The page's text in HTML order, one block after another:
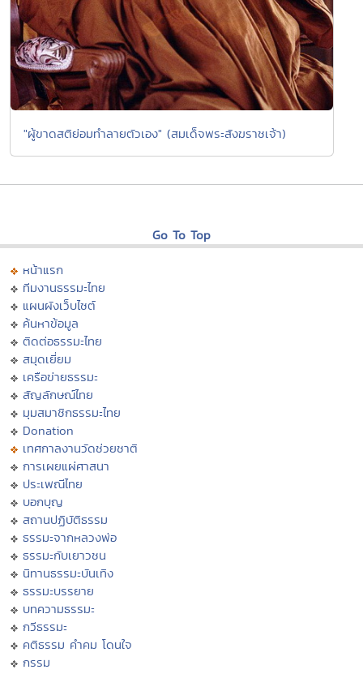
"ผู้ขาดสติย่อมทำลายตัวเอง" (สมเด็จพระสังฆราชเจ้า)
Go To Top
หน้าแรก
ทีมงานธรรมะไทย
แผนผังเว็บไซต์
ค้นหาข้อมูล
ติดต่อธรรมะไทย
สมุดเยี่ยม
เครือข่ายธรรมะ
สัญลักษณ์ไทย
มุมสมาชิกธรรมะไทย
Donation
เทศกาลงานวัดช่วยชาติ
การเผยแผ่ศาสนา
ประเพณีไทย
บอกบุญ
สถานปฏิบัติธรรม
ธรรมะจากหลวงพ่อ
ธรรมะกับเยาวชน
นิทานธรรมะบันเทิง
ธรรมะบรรยาย
บทความธรรมะ
กวีธรรมะ
คติธรรม คำคม โดนใจ
กรรม